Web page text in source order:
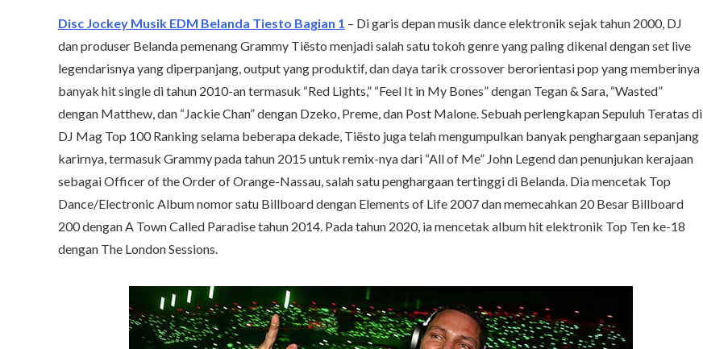
Disc Jockey Musik EDM Belanda Tiesto Bagian 1 – Di garis depan musik dance elektronik sejak tahun 2000, DJ
dan produser Belanda pemenang Grammy Tiësto menjadi salah satu tokoh genre yang paling dikenal dengan set live
legendarisnya yang diperpanjang, output yang produktif, dan daya tarik crossover berorientasi pop yang memberinya
banyak hit single di tahun 2010-an termasuk “Red Lights,” “Feel It in My Bones” dengan Tegan & Sara, “Wasted”
dengan Matthew, dan “Jackie Chan” dengan Dzeko, Preme, dan Post Malone. Sebuah perlengkapan Sepuluh Teratas di
DJ Mag Top 100 Ranking selama beberapa dekade, Tiësto juga telah mengumpulkan banyak penghargaan sepanjang
karirnya, termasuk Grammy pada tahun 2015 untuk remix-nya dari “All of Me” John Legend dan penunjukan kerajaan
sebagai Officer of the Order of Orange-Nassau, salah satu penghargaan tertinggi di Belanda. Dia mencetak Top
Dance/Electronic Album nomor satu Billboard dengan Elements of Life 2007 dan memecahkan 20 Besar Billboard
200 dengan A Town Called Paradise tahun 2014. Pada tahun 2020, ia mencetak album hit elektronik Top Ten ke-18
dengan The London Sessions.